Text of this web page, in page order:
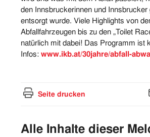
den Innsbruckerinnen und Innsbrucker
entsorgt wurde. Viele Highlights von
Abfallfahrzeugen bis zu den „Toilet
natürlich mit dabei! Das Programm ist
Infos: www.ikb.at/30jahre/abfall-
Seite drucken
Alle Inhalte dieser